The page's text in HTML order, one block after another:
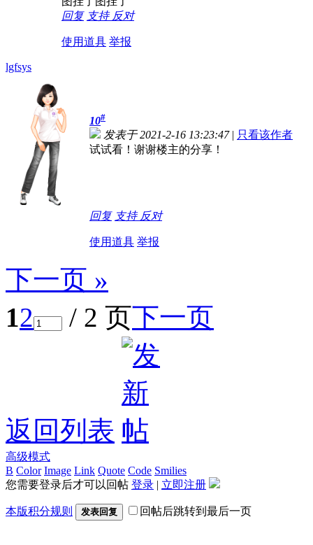
回复 支持 反对
使用道具 举报
lgfsys
10#
发表于 2021-2-16 13:23:47 | 只看该作者
试试看！谢谢楼主的分享！
回复 支持 反对
使用道具 举报
下一页 »
12 / 2 页下一页
返回列表
高级模式
B Color Image Link Quote Code Smilies
您需要登录后才可以回帖 登录 | 立即注册
本版积分规则 发表回复 回帖后跳转到最后一页